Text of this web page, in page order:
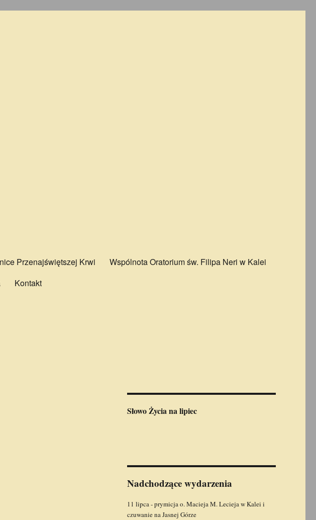
Przenajświętszej Krwi
Wspólnota Oratorium św. Filipa Neri w Kalei
Kontakt
Słowo Życiana lipiec
Nadchodzące wydarzenia
11 lipca - prymicja o. Macieja M. Lecieja w Kalei i
czuwanie na Jasnej Górze